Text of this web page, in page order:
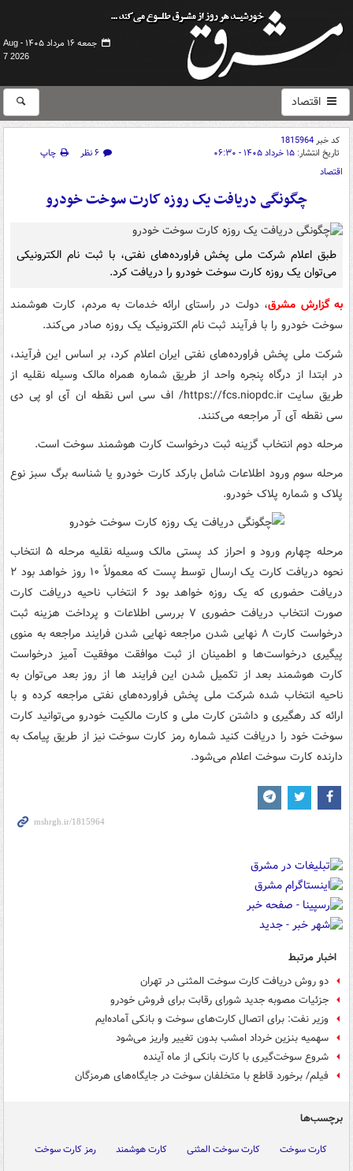
جمعه ۱۶ مرداد ۱۴۰۵ -
Aug
7 2026
اقتصاد
کد خبر1815964
تاریخ انتشار: ۱۵ خرداد ۱۴۰۵ - ۰۶:۳۰ ۶ نظر
چاپ
اقتصاد
چگونگی دریافت یک روزه کارت سوخت خودرو
طبق اعلام شرکت ملی پخش فراورده‌های نفتی، با ثبت نام الکترونیکی
می‌توان یک روزه کارت سوخت خودرو را دریافت کرد.
به گزارش مشرق، دولت در راستای ارائه خدمات به مردم، کارت هوشمند
سوخت خودرو را با فرآیند ثبت نام الکترونیک یک روزه صادر می‌کند.
شرکت ملی پخش فراورده‌های نفتی ایران اعلام کرد، بر اساس این فرآیند،
در ابتدا از درگاه پنجره واحد از طریق شماره همراه مالک وسیله نقلیه از
طریق سایت https://fcs.niopdc.ir/ اف سی اس نقطه ان آی او پی دی
سی نقطه آی آر مراجعه می‌کنند.
مرحله دوم انتخاب گزینه ثبت درخواست کارت هوشمند سوخت است.
مرحله سوم ورود اطلاعات شامل بارکد کارت خودرو یا شناسه برگ سبز نوع
پلاک و شماره پلاک خودرو.
مرحله چهارم ورود و احراز کد پستی مالک وسیله نقلیه مرحله ۵ انتخاب
نحوه دریافت کارت یک ارسال توسط پست که معمولاً ۱۰ روز خواهد بود ۲
دریافت حضوری که یک روزه خواهد بود ۶ انتخاب ناحیه دریافت کارت
صورت انتخاب دریافت حضوری ۷ بررسی اطلاعات و پرداخت هزینه ثبت
درخواست کارت ۸ نهایی شدن مراجعه نهایی شدن فرایند مراجعه به منوی
پیگیری درخواست‌ها و اطمینان از ثبت موافقت موفقیت آمیز درخواست
کارت هوشمند بعد از تکمیل شدن این فرایند ها از روز بعد می‌توان به
ناحیه انتخاب شده شرکت ملی پخش فراورده‌های نفتی مراجعه کرده و با
ارائه کد رهگیری و داشتن کارت ملی و کارت مالکیت خودرو می‌توانید کارت
سوخت خود را دریافت کنید شماره رمز کارت سوخت نیز از طریق پیامک به
دارنده کارت سوخت اعلام می‌شود.
اخبار مرتبط
دو روش دریافت کارت سوخت المثنی در تهران
جزئیات مصوبه جدید شورای رقابت برای فروش خودرو
وزیر نفت: برای اتصال کارت‌های سوخت و بانکی آماده‌ایم
سهمیه بنزین خرداد امشب بدون تغییر واریز می‌شود
شروع سوخت‌گیری با کارت بانکی از ماه آینده
فیلم/ برخورد قاطع با متخلفان سوخت در جایگاه‌های هرمزگان
برچسب‌ها
کارت سوخت کارت سوخت المثنی کارت هوشمند رمز کارت سوخت